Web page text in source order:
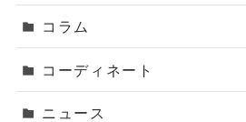
コラム
コーディネート
ニュース